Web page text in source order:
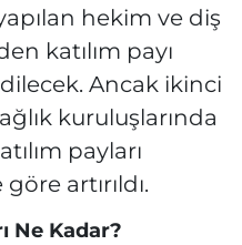
hekim ve diş
katılım payı
Ancak ikinci
kuruluşlarında
payları
artırıldı.
Ne Kadar?